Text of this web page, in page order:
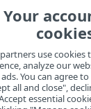
Your
use
analyze our
You can agree
all and close",
essential